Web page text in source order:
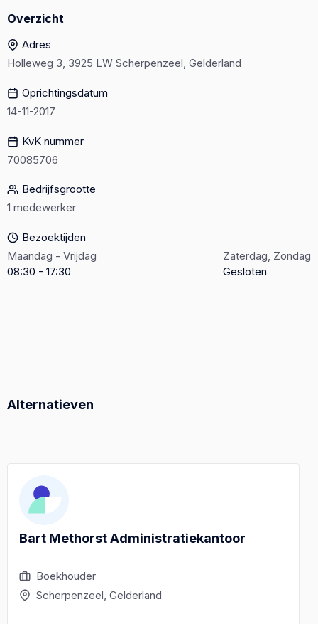
Overzicht
Adres
Holleweg 3, 3925 LW Scherpenzeel, Gelderland
Oprichtingsdatum
14-11-2017
KvK nummer
70085706
Bedrijfsgrootte
1 medewerker
Bezoektijden
Maandag - Vrijdag
08:30 - 17:30
Zaterdag, Zondag
Gesloten
Alternatieven
Bart Methorst Administratiekantoor
Boekhouder
Scherpenzeel, Gelderland